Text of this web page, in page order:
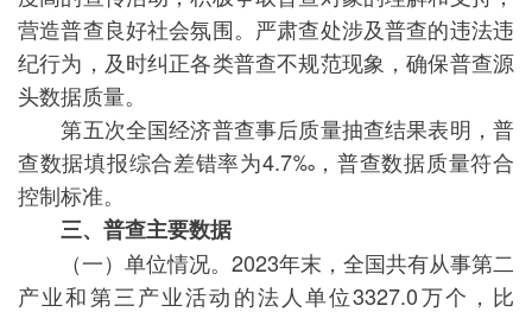
营造普查良好社会氛围。严肃查处涉及普查的违法违
纪行为，及时纠正各类普查不规范现象，确保普查源
头数据质量。
第五次全国经济普查事后质量抽查结果表明，普
查数据填报综合差错率为4.7‰，普查数据质量符合
控制标准。
三、普查主要数据
（一）单位情况。2023年末，全国共有从事第二
产业和第三产业活动的法人单位3327.0万个，比